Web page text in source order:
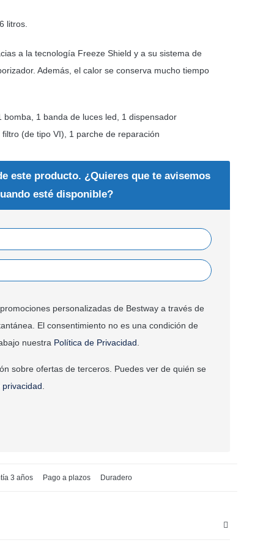
litros.
a la tecnología Freeze Shield y a su sistema de
Además, el calor se conserva mucho tiempo
bomba, 1 banda de luces led, 1 dispensador
(de tipo VI), 1 parche de reparación
este producto. ¿Quieres que te avisemos
esté disponible?
personalizadas de Bestway a través de
El consentimiento no es una condición de
nuestra Política de Privacidad
sobre ofertas de terceros. Puedes ver de quién se
3 años Pago a plazos Duradero